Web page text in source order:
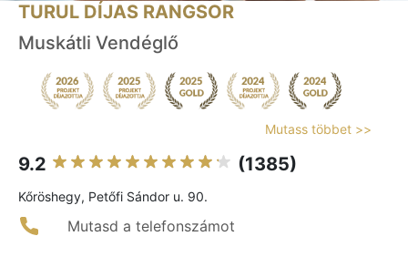
TURUL DÍJAS RANGSOR
Muskátli Vendéglő
Mutass többet >>
9.2 (1385)
Kőröshegy, Petőfi Sándor u. 90.
Mutasd a telefonszámot